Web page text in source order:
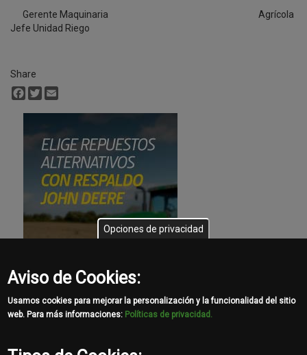
Gerente Maquinaria Agrícola
Jefe Unidad Riego
Share
Facebook
Twitter
Opciones de privacidad
Aviso de Cookies:
Usamos cookies para mejorar la personalización y la funcionalidad del sitio
web. Para más informaciones: Políticas de privacidad.